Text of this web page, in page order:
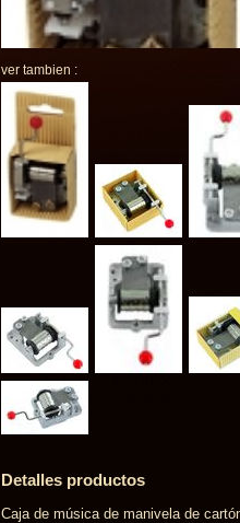
ver tambien :
Detalles productos
Caja de música de manivela de